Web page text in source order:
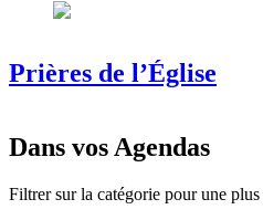
Prières de l’Église
Dans vos Agendas
Filtrer sur la catégorie pour une